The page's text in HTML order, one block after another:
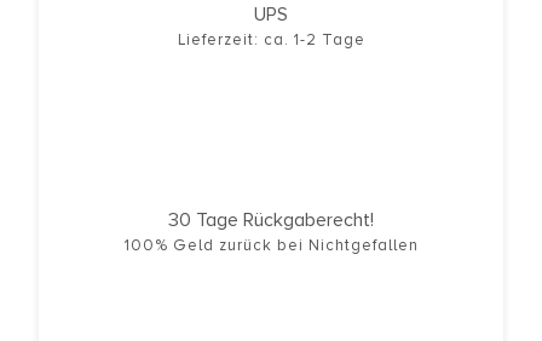
UPS
Lieferzeit: ca. 1-2 Tage
30 Tage Rückgaberecht!
100% Geld zurück bei Nichtgefallen